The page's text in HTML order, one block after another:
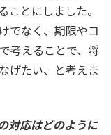
とにしました。
でなく、期限やコ
考えることで、将
げたい、と考えま
対応はどのように